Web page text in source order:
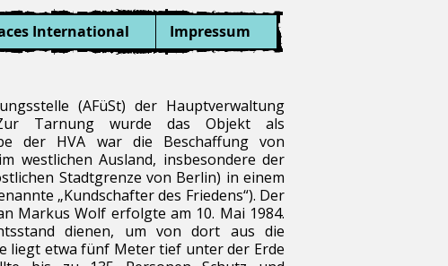
International Impressum
(AFüSt) der Hauptverwaltung
Zur Tarnung wurde das Objekt als
der HVA war die Beschaffung von
westlichen Ausland, insbesondere der
Stadtgrenze von Berlin) in einem
„Kundschafter des Friedens“). Der
Markus Wolf erfolgte am 10. Mai 1984.
dienen, um von dort aus die
liegt etwa fünf Meter tief unter der Erde